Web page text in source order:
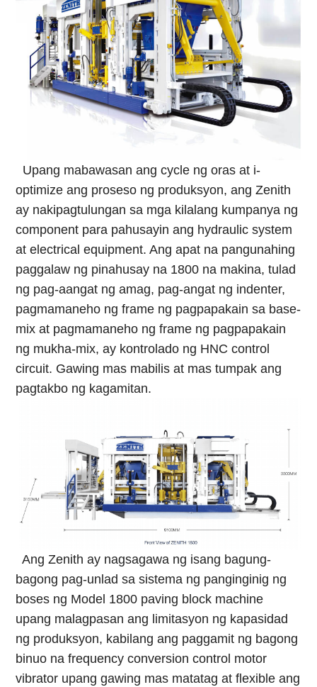
Upang mabawasan ang cycle ng oras at i-
optimize ang proseso ng produksyon, ang Zenith
ay nakipagtulungan sa mga kilalang kumpanya ng
component para pahusayin ang hydraulic system
at electrical equipment. Ang apat na pangunahing
paggalaw ng pinahusay na 1800 na makina, tulad
ng pag-aangat ng amag, pag-angat ng indenter,
pagmamaneho ng frame ng pagpapakain sa base-
mix at pagmamaneho ng frame ng pagpapakain
ng mukha-mix, ay kontrolado ng HNC control
circuit. Gawing mas mabilis at mas tumpak ang
pagtakbo ng kagamitan.
Ang Zenith ay nagsagawa ng isang bagung-
bagong pag-unlad sa sistema ng panginginig ng
boses ng Model 1800 paving block machine
upang malagpasan ang limitasyon ng kapasidad
ng produksyon, kabilang ang paggamit ng bagong
binuo na frequency conversion control motor
vibrator upang gawing mas matatag at flexible ang